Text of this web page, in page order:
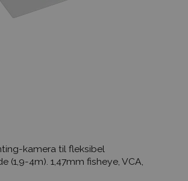
kamera til fleksibel
(1,9-4m). 1,47mm fisheye, VCA,